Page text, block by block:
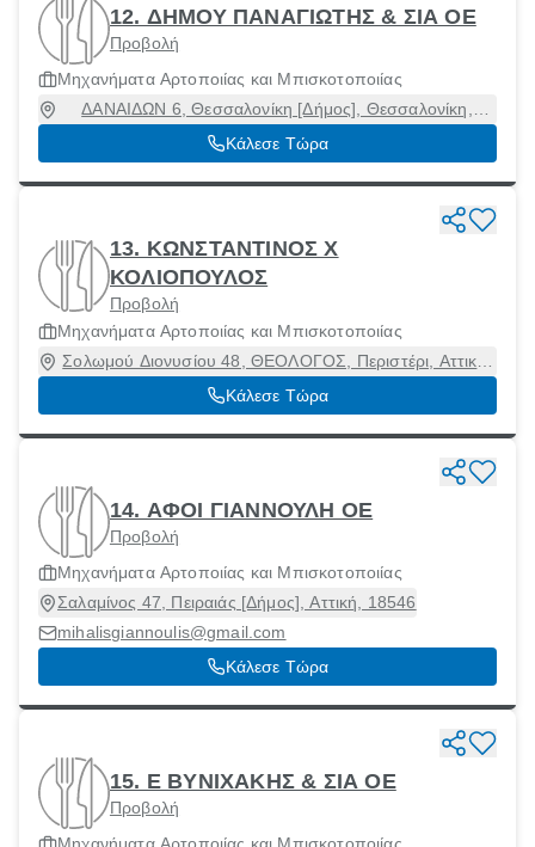
12. ΔΗΜΟΥ ΠΑΝΑΓΙΩΤΗΣ & ΣΙΑ ΟΕ
Προβολή
Μηχανήματα Αρτοποιίας και Μπισκοτοποιίας
ΔΑΝΑΙΔΩΝ 6, Θεσσαλονίκη [Δήμος], Θεσσαλονίκη,
54626
Κάλεσε Τώρα
13. ΚΩΝΣΤΑΝΤΙΝΟΣ Χ
ΚΟΛΙΟΠΟΥΛΟΣ
Προβολή
Μηχανήματα Αρτοποιίας και Μπισκοτοποιίας
Σολωμού Διονυσίου 48, ΘΕΟΛΟΓΟΣ, Περιστέρι, Αττική,
12133
Κάλεσε Τώρα
14. ΑΦΟΙ ΓΙΑΝΝΟΥΛΗ ΟΕ
Προβολή
Μηχανήματα Αρτοποιίας και Μπισκοτοποιίας
Σαλαμίνος 47, Πειραιάς [Δήμος], Αττική, 18546
mihalisgiannoulis@gmail.com
Κάλεσε Τώρα
15. Ε ΒΥΝΙΧΑΚΗΣ & ΣΙΑ ΟΕ
Προβολή